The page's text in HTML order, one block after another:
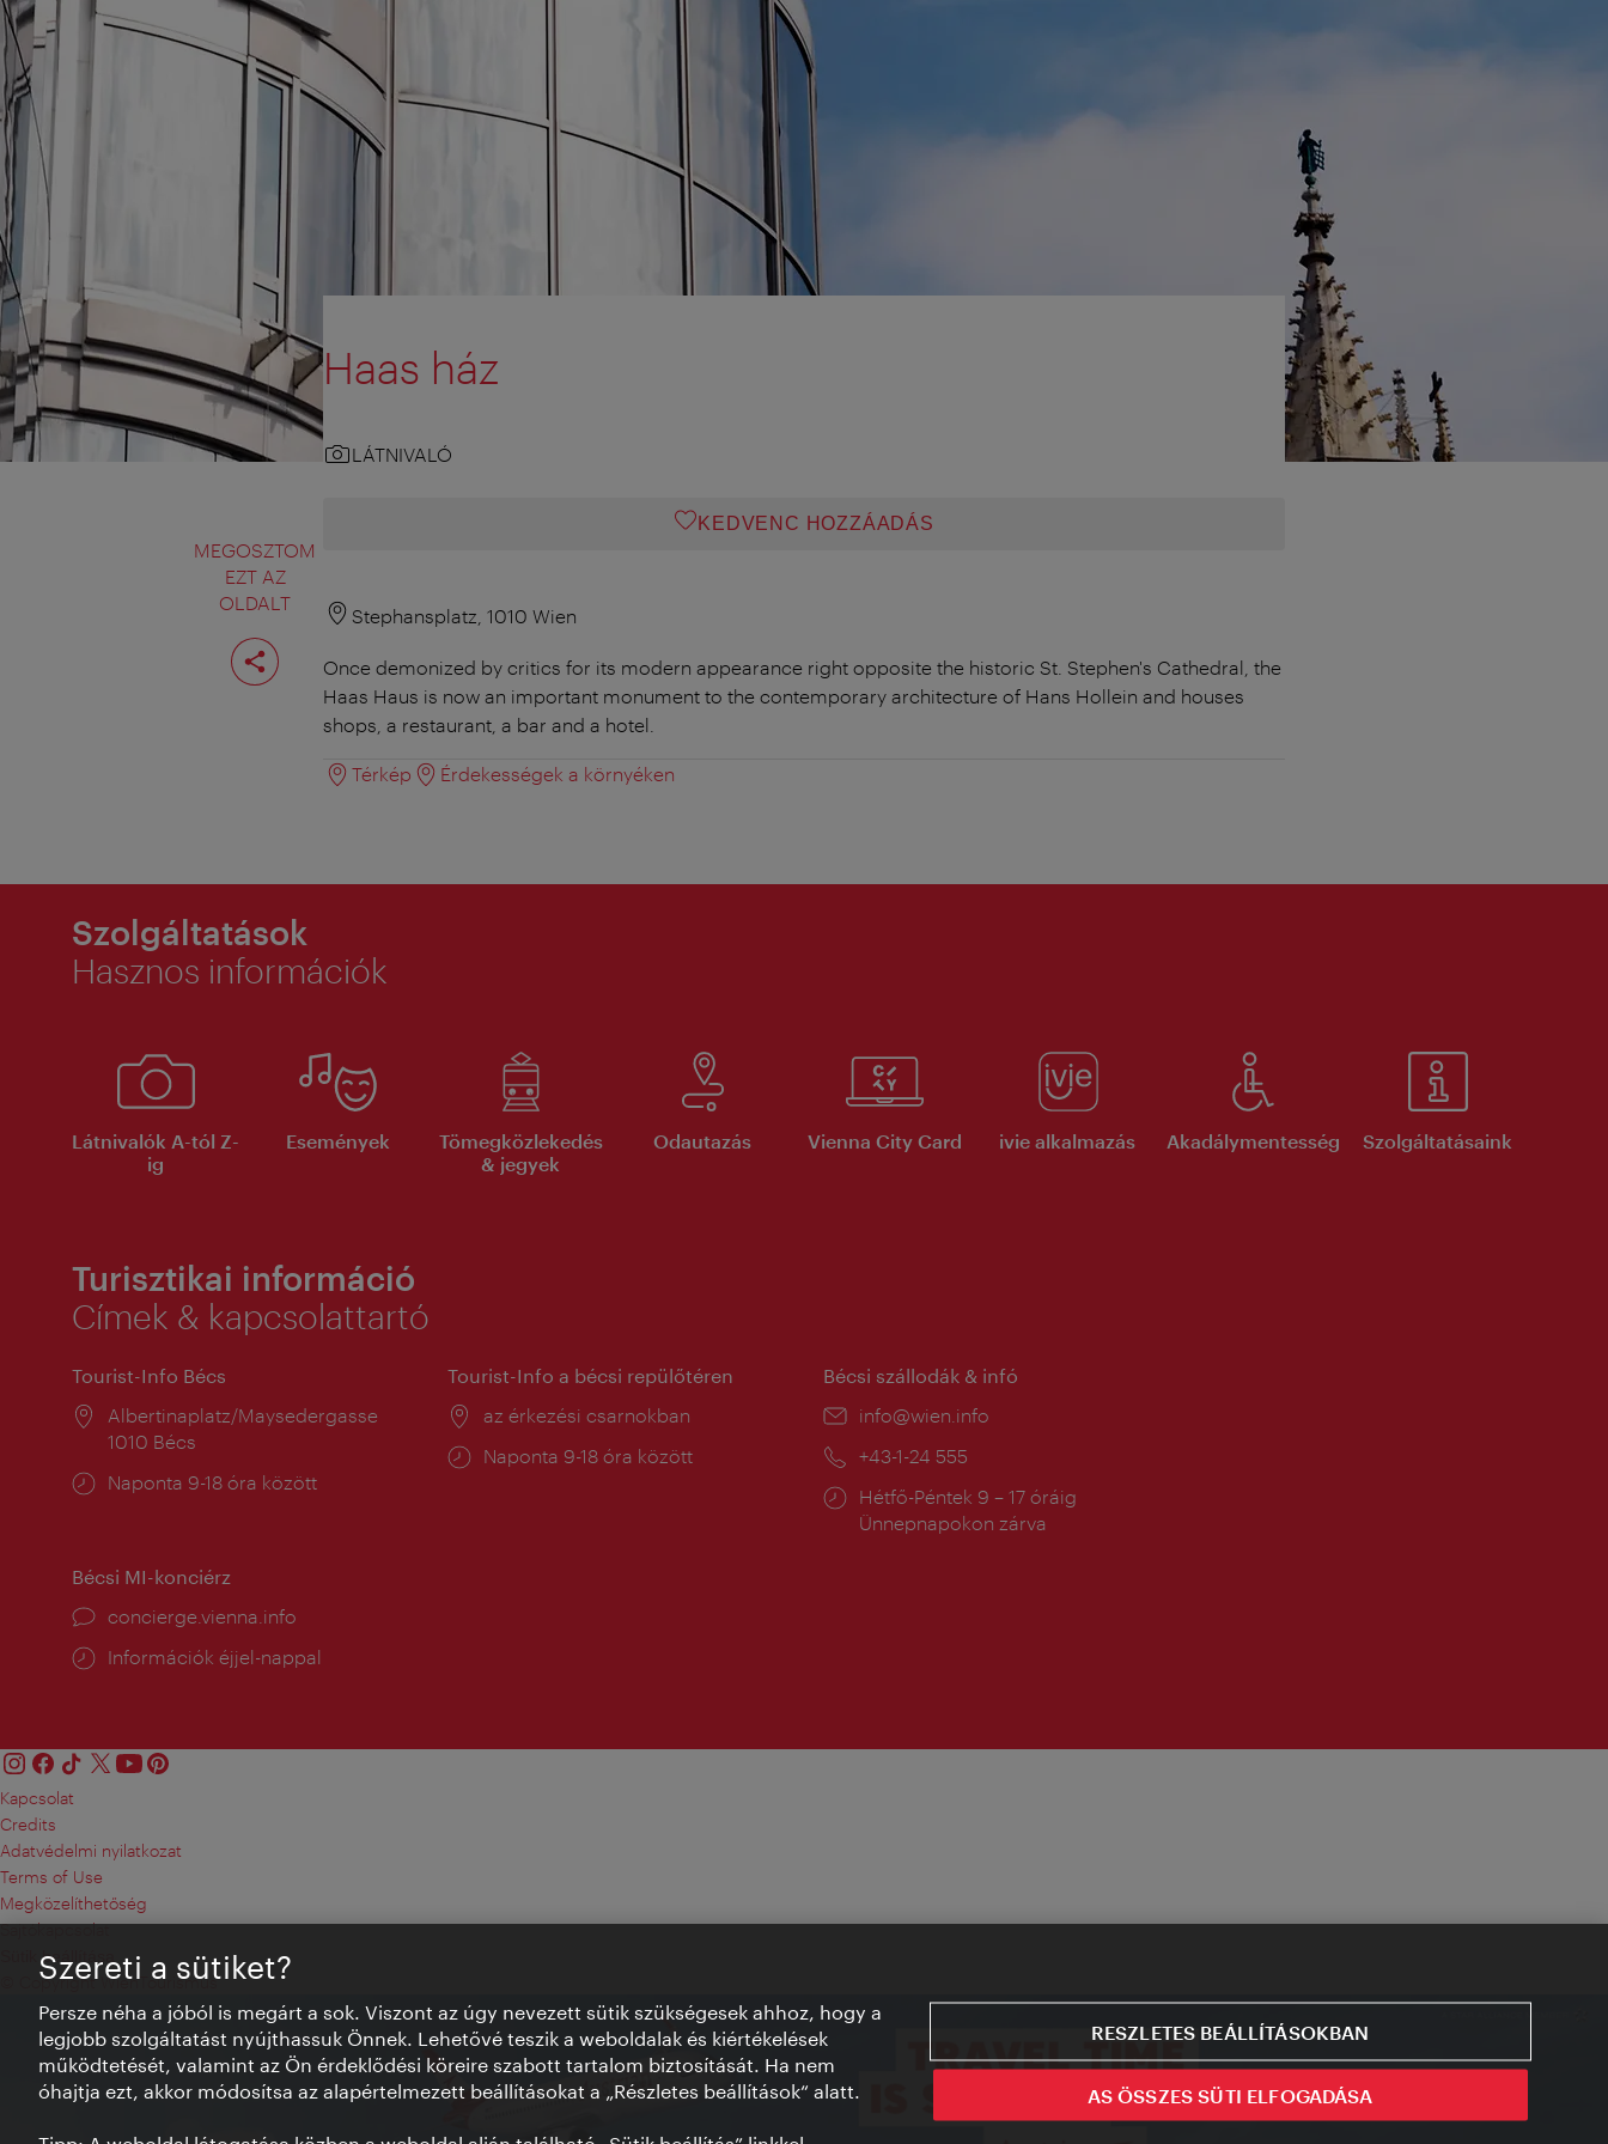
MEGOSZTOM
EZT AZ
OLDALT
Oldal
megosztása
Haas ház
LÁTNIVALÓ
KEDVENC HOZZÁADÁS
Stephansplatz, 1010 Wien
Once demonized by critics for its modern appearance right opposite the historic St. Stephen's Cathedral, the
Haas Haus is now an important monument to the contemporary architecture of Hans Hollein and houses
shops, a restaurant, a bar and a hotel.
Térkép Érdekességek a környéken
Szolgáltatások
Hasznos információk
Látnivalók A-tól Z-
ig
Események
Tömegközlekedés
& jegyek
Odautazás Vienna City Card ivie alkalmazás Akadálymentesség Szolgáltatásaink
Turisztikai információ
Címek & kapcsolattartó
Tourist-Info Bécs
Helyszín:
Albertinaplatz/Maysedergasse
1010 Bécs
Nyitva
Naponta 9-18 óra között
Tourist-Info a bécsi repülőtéren
Helyszín:
az érkezési csarnokban
Nyitva
Naponta 9-18 óra között
Bécsi szállodák & infó
E-
info@wien.info
Telefon:
+43-1-24 555
Nyitva
tartás:
Hétfő-Péntek 9 – 17 óráig
Ünnepnapokon zárva
Bécsi MI-konciérz
concierge.vienna.info
Információk éjjel-nappal
Kapcsolat
Credits
Adatvédelmi nyilatkozat
Terms of Use
Megközelíthetőség
Sajtókapcsolat
Sütik beállítása
© Copyright WienTourismus
Szereti a sütiket?
Persze néha a jóból is megárt a sok. Viszont az úgy nevezett sütik szükségesek ahhoz, hogy a
legjobb szolgáltatást nyújthassuk Önnek. Lehetővé teszik a weboldalak és kiértékelések
működtetését, valamint az Ön érdeklődési köreire szabott tartalom biztosítását. Ha nem
óhajtja ezt, akkor módosítsa az alapértelmezett beállításokat a „Részletes beállítások“ alatt.
RESZLETES BEÁLLÍTÁSOKBAN
AS ÖSSZES SÜTI ELFOGADÁSA